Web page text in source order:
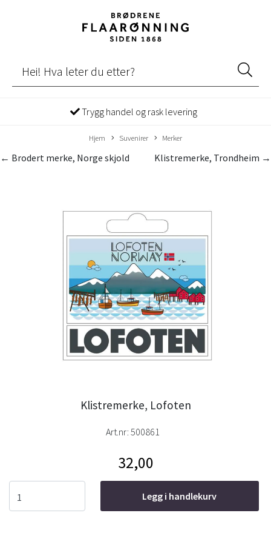
Trygg handel og rask levering
Hjem Suvenirer Merker
Klistremerke, Trondheim →
← Brodert merke, Norge skjold
Klistremerke, Lofoten
Art.nr: 500861
32,00
Legg i handlekurv